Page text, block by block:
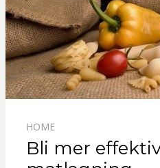
HOME
Bli mer